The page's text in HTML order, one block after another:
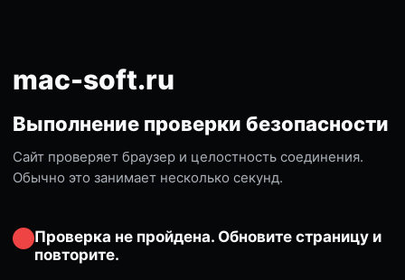
mac-soft.ru
Выполнение проверки безопасности
Сайт проверяет браузер и целостность соединения.
Обычно это занимает несколько секунд.
Проверка не пройдена. Обновите страницу и
повторите.